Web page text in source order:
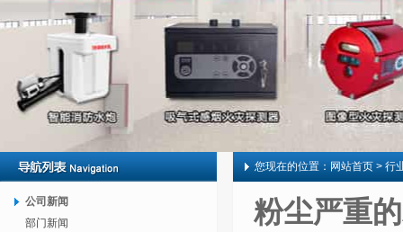
公司新闻
部门新闻
您现在的位置： 网站首页 > 行
粉尘严重